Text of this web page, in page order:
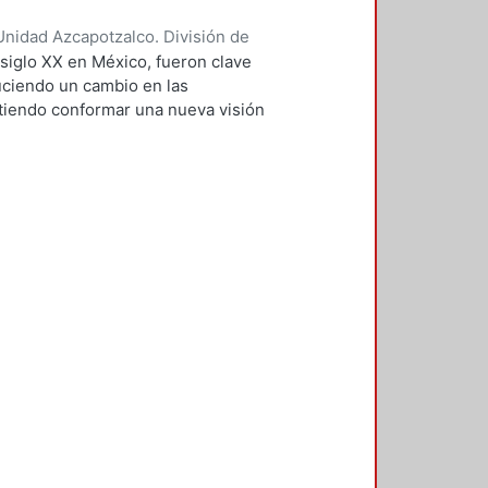
Azcapotzalco. División de
Guillermo;Espinosa
XX en México, fueron clave
un cambio en las
conformar una nueva visión